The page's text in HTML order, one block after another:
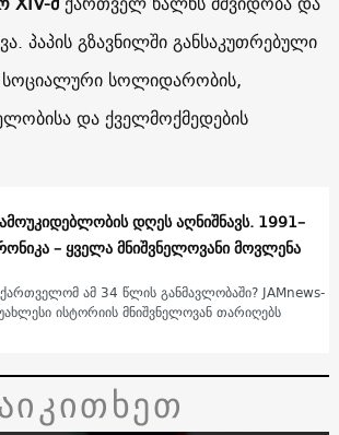
პაპის გზავნილში განსაკუთრებული
სოლიდარობის,
და ქველმოქმედების
დღეს აღნიშნავს. 1991–
– ყველა მნიშვნელოვანი მოვლენა
ამ 34 წლის განმავლობაში? JAMnews-
ისტორიის მნიშვნელოვან თარიღებს